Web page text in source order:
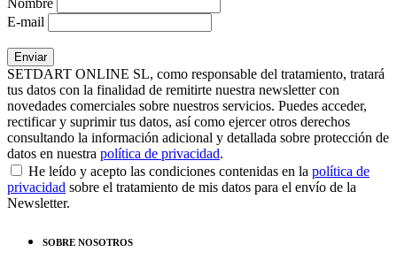
E-mail
SETDART ONLINE SL, como responsable del tratamiento, tratará
tus datos con la finalidad de remitirte nuestra newsletter con
novedades comerciales sobre nuestros servicios. Puedes acceder,
rectificar y suprimir tus datos, así como ejercer otros derechos
consultando la información adicional y detallada sobre protección de
datos en nuestra política de privacidad.
He leído y acepto las condiciones contenidas en la política de
privacidad sobre el tratamiento de mis datos para el envío de la
Newsletter.
SOBRE NOSOTROS